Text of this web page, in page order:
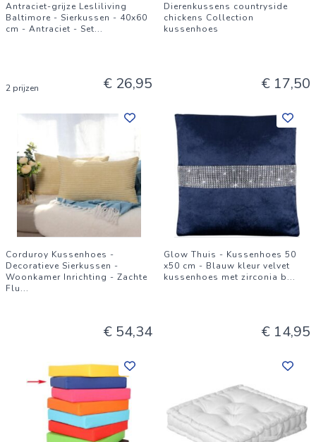
Antraciet-grijze Lesliliving
Baltimore - Sierkussen - 40x60
cm - Antraciet - Set...
2 prijzen € 26,95
Dierenkussens countryside
chickens Collection
kussenhoes
€ 17,50
Corduroy Kussenhoes -
Decoratieve Sierkussen -
Woonkamer Inrichting - Zachte
Flu...
€ 54,34
Glow Thuis - Kussenhoes 50
x50 cm - Blauw kleur velvet
kussenhoes met zirconia b...
€ 14,95